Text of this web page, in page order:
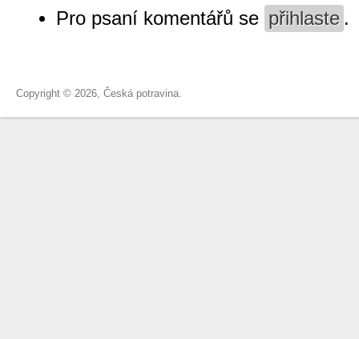
Pro psaní komentářů se přihlaste .
Copyright © 2026, Česká potravina.